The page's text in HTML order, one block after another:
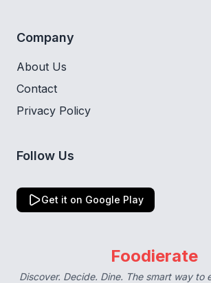
Company
About Us
Contact
Privacy Policy
Follow Us
Get it on Google Play
Foodierate
Discover. Decide. Dine. The smart way to